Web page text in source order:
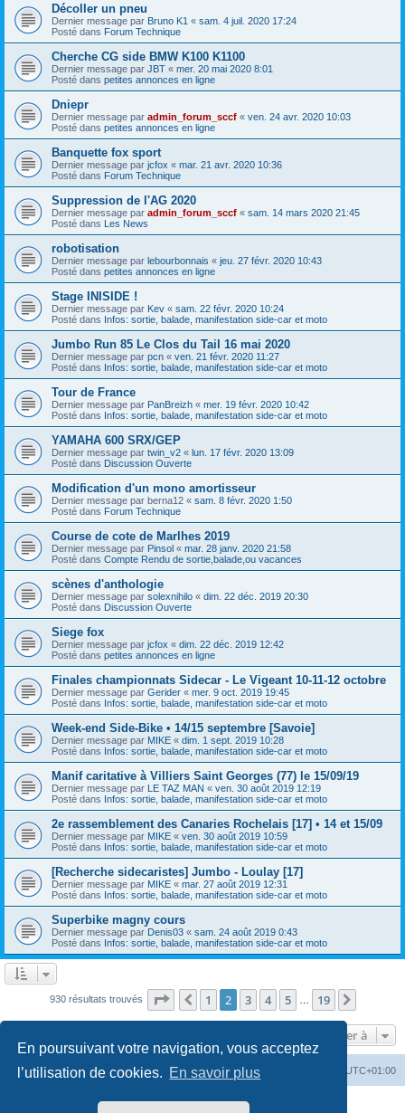
En poursuivant votre navigation, vous acceptez
l’utilisation de cookies. En savoir plus
Décoller un pneu
Dernier message par Bruno K1 « sam. 4 juil. 2020 17:24
Posté dans Forum Technique
Cherche CG side BMW K100 K1100
Dernier message par JBT « mer. 20 mai 2020 8:01
Posté dans petites annonces en ligne
Dniepr
Dernier message par admin_forum_sccf « ven. 24 avr. 2020 10:03
Posté dans petites annonces en ligne
Banquette fox sport
Dernier message par jcfox « mar. 21 avr. 2020 10:36
Posté dans Forum Technique
Suppression de l'AG 2020
Dernier message par admin_forum_sccf « sam. 14 mars 2020 21:45
Posté dans Les News
robotisation
Dernier message par lebourbonnais « jeu. 27 févr. 2020 10:43
Posté dans petites annonces en ligne
Stage INISIDE !
Dernier message par Kev « sam. 22 févr. 2020 10:24
Posté dans Infos: sortie, balade, manifestation side-car et moto
Jumbo Run 85 Le Clos du Tail 16 mai 2020
Dernier message par pcn « ven. 21 févr. 2020 11:27
Posté dans Infos: sortie, balade, manifestation side-car et moto
Tour de France
Dernier message par PanBreizh « mer. 19 févr. 2020 10:42
Posté dans Infos: sortie, balade, manifestation side-car et moto
YAMAHA 600 SRX/GEP
Dernier message par twin_v2 « lun. 17 févr. 2020 13:09
Posté dans Discussion Ouverte
Modification d'un mono amortisseur
Dernier message par berna12 « sam. 8 févr. 2020 1:50
Posté dans Forum Technique
Course de cote de Marlhes 2019
Dernier message par Pinsol « mar. 28 janv. 2020 21:58
Posté dans Compte Rendu de sortie,balade,ou vacances
scènes d'anthologie
Dernier message par solexnihilo « dim. 22 déc. 2019 20:30
Posté dans Discussion Ouverte
Siege fox
Dernier message par jcfox « dim. 22 déc. 2019 12:42
Posté dans petites annonces en ligne
Finales championnats Sidecar - Le Vigeant 10-11-12 octobre
Dernier message par Gerider « mer. 9 oct. 2019 19:45
Posté dans Infos: sortie, balade, manifestation side-car et moto
Week-end Side-Bike • 14/15 septembre [Savoie]
Dernier message par MIKE « dim. 1 sept. 2019 10:28
Posté dans Infos: sortie, balade, manifestation side-car et moto
Manif caritative à Villiers Saint Georges (77) le 15/09/19
Dernier message par LE TAZ MAN « ven. 30 août 2019 12:19
Posté dans Infos: sortie, balade, manifestation side-car et moto
2e rassemblement des Canaries Rochelais [17] • 14 et 15/09
Dernier message par MIKE « ven. 30 août 2019 10:59
Posté dans Infos: sortie, balade, manifestation side-car et moto
[Recherche sidecaristes] Jumbo - Loulay [17]
Dernier message par MIKE « mar. 27 août 2019 12:31
Posté dans Infos: sortie, balade, manifestation side-car et moto
Superbike magny cours
Dernier message par Denis03 « sam. 24 août 2019 0:43
Posté dans Infos: sortie, balade, manifestation side-car et moto
930 résultats trouvés Page sur19
Précédente
1 2 3 4 5 19
Aller à
Index du forum UTC+01:00
Développé parphpBB® Forum Software © phpBB Limited